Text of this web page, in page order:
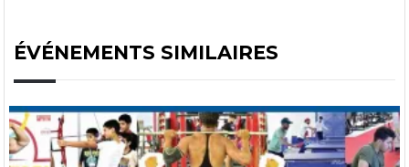
ÉVÉNEMENTS SIMILAIRES